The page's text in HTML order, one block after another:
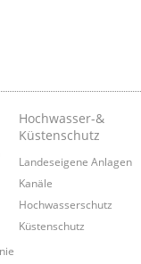
Hochwasser-&
Küstenschutz
Landeseigene Anlagen
Kanäle
Hochwasserschutz
Küstenschutz